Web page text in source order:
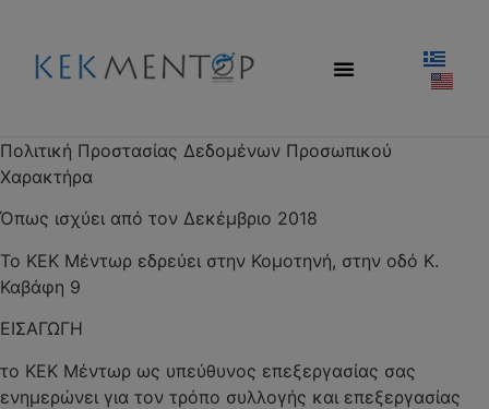
Πολιτική Προστασίας Δεδομένων Προσωπικού
Χαρακτήρα
Όπως ισχύει από τον Δεκέμβριο 2018
Το ΚΕΚ Μέντωρ εδρεύει στην Κομοτηνή, στην οδό Κ.
Καβάφη 9
ΕΙΣΑΓΩΓΗ
το ΚΕΚ Μέντωρ ως υπεύθυνος επεξεργασίας σας
ενημερώνει για τον τρόπο συλλογής και επεξεργασίας